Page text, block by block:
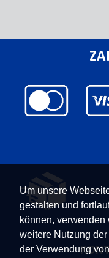
Um unsere
gestalten und
können,
weitere Nutzung
der Verwendung